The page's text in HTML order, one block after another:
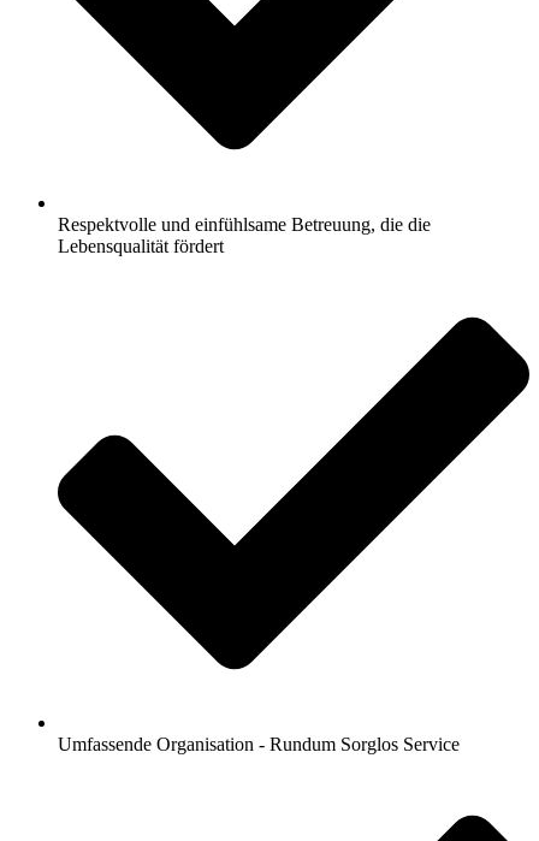
Respektvolle und einfühlsame Betreuung, die die
Lebensqualität fördert
Umfassende Organisation - Rundum Sorglos Service